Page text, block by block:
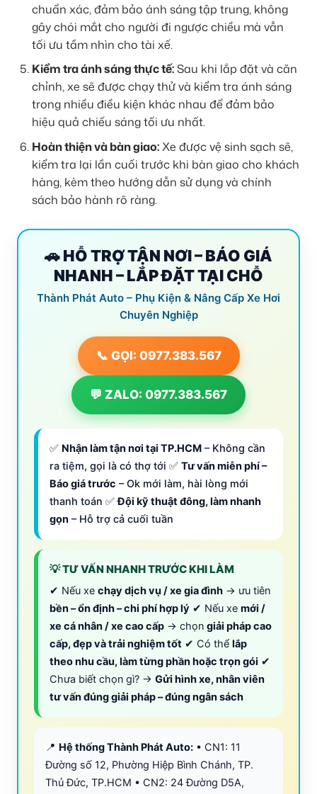
chuẩn xác, đảm bảo ánh sáng tập trung, không
gây chói mắt cho người đi ngược chiều mà vẫn
tối ưu tầm nhìn cho tài xế.
Kiểm tra ánh sáng thực tế:Sau khi lắp đặt và căn
chỉnh, xe sẽ được chạy thử và kiểm tra ánh sáng
trong nhiều điều kiện khác nhau để đảm bảo
hiệu quả chiếu sáng tối ưu nhất.
Hoàn thiện và bàn giao:Xe được vệ sinh sạch sẽ,
kiểm tra lại lần cuối trước khi bàn giao cho khách
hàng, kèm theo hướng dẫn sử dụng và chính
sách bảo hành rõ ràng.
🚗 HỖ TRỢ TẬN NƠI – BÁO GIÁ
NHANH – LẮP ĐẶT TẠI CHỖ
Thành Phát Auto – Phụ Kiện & Nâng Cấp Xe Hơi
Chuyên Nghiệp
📞 GỌI: 0977.383.567
💬 ZALO: 0977.383.567
✅ Nhận làm tận nơi tại TP.HCM – Không cần
ra tiệm, gọi là có thợ tới ✅ Tư vấn miễn phí –
Báo giá trước – Ok mới làm, hài lòng mới
thanh toán ✅Đội kỹ thuật đông, làm nhanh
gọn – Hỗ trợ cả cuối tuần
💡 TƯ VẤN NHANH TRƯỚC KHI LÀM
✔ Nếu xe chạy dịch vụ / xe gia đình → ưu tiên
bền – ổn định – chi phí hợp lý ✔ Nếu xe mới /
xe cá nhân / xe cao cấp → chọn giải pháp cao
cấp, đẹp và trải nghiệm tốt ✔ Có thể lắp
theo nhu cầu, làm từng phần hoặc trọn gói ✔
Chưa biết chọn gì? → Gửi hình xe, nhân viên
tư vấn đúng giải pháp – đúng ngân sách
📍 Hệ thống Thành Phát Auto: • CN1: 11
Đường số 12, Phường Hiệp Bình Chánh, TP.
Thủ Đức, TP.HCM • CN2: 24 Đường D5A,